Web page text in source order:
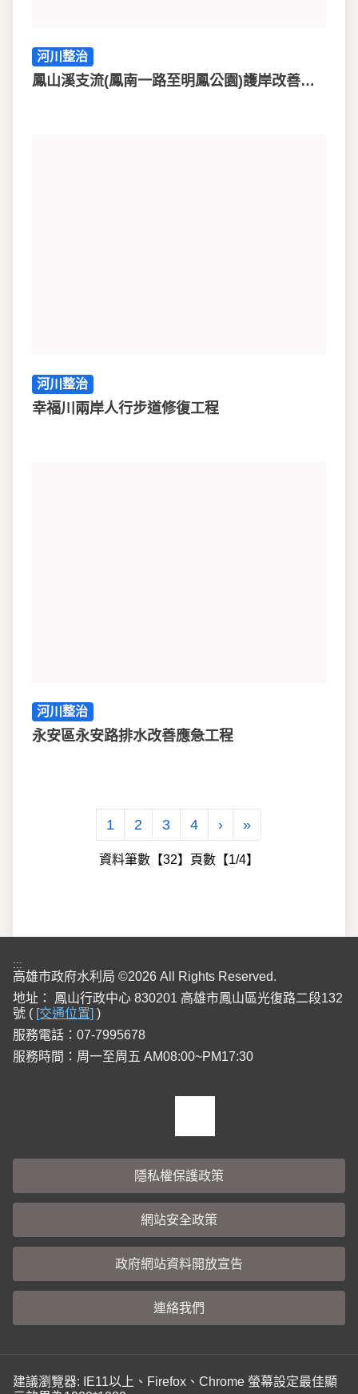
河川整治
鳳山溪支流(鳳南一路至明鳳公園)護岸改善工程
河川整治
幸福川兩岸人行步道修復工程
河川整治
永安區永安路排水改善應急工程
1 2 3 4 ›下一頁
»最後一頁
資料筆數【32】頁數【1/4】
:::
高雄市政府水利局 ©2026 All Rights Reserved.
地址：
鳳山行政中心 830201 高雄市鳳山區光復路二段132
號 ( [交通位置] )
服務電話：07-7995678
服務時間：周一至周五 AM08:00~PM17:30
隱私權保護政策
網站安全政策
政府網站資料開放宣告
連絡我們
建議瀏覽器: IE11以上、Firefox、Chrome 螢幕設定最佳顯